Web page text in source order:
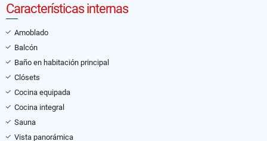
Características internas
Amoblado
Balcón
Baño en habitación principal
Clósets
Cocina equipada
Cocina integral
Sauna
Vista panorámica